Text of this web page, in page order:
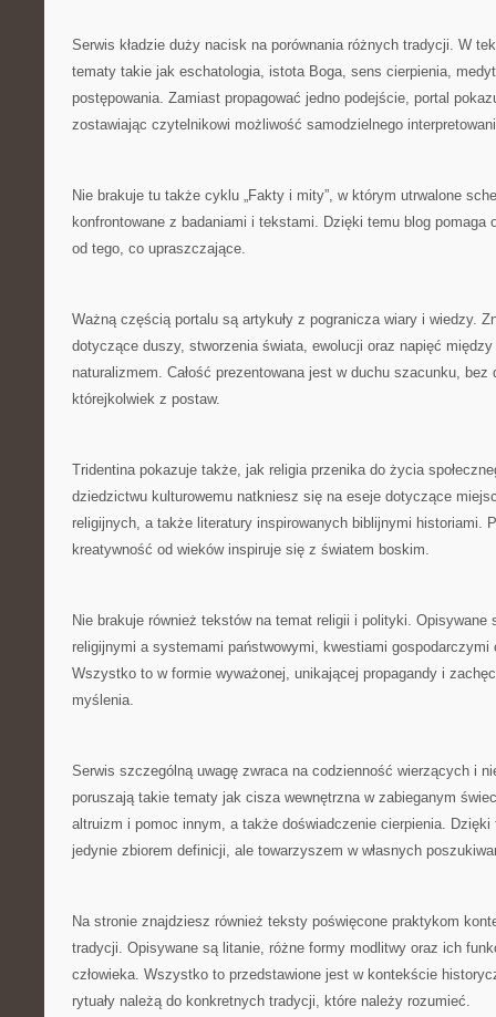
Serwis kładzie duży nacisk na porównania różnych tradycji. W
tematy takie jak eschatologia, istota Boga, sens cierpienia,
postępowania. Zamiast propagować jedno podejście, portal
zostawiając czytelnikowi możliwość samodzielnego
Nie brakuje tu także cyklu „Fakty i mity”, w którym utrwalone
konfrontowane z badaniami i tekstami. Dzięki temu blog pomaga
od tego, co upraszczające.
Ważną częścią portalu są artykuły z pogranicza wiary i wiedzy.
dotyczące duszy, stworzenia świata, ewolucji oraz napięć
naturalizmem. Całość prezentowana jest w duchu szacunku, bez
którejkolwiek z postaw.
Tridentina pokazuje także, jak religia przenika do życia
dziedzictwu kulturowemu natkniesz się na eseje dotyczące
religijnych, a także literatury inspirowanych biblijnymi historiami.
kreatywność od wieków inspiruje się z światem boskim.
Nie brakuje również tekstów na temat religii i polityki.
religijnymi a systemami państwowymi, kwestiami gospodarczymi
Wszystko to w formie wyważonej, unikającej propagandy i
myślenia.
Serwis szczególną uwagę zwraca na codzienność wierzących i
poruszają takie tematy jak cisza wewnętrzna w zabieganym
altruizm i pomoc innym, a także doświadczenie cierpienia.
jedynie zbiorem definicji, ale towarzyszem w własnych
Na stronie znajdziesz również teksty poświęcone praktykom
tradycji. Opisywane są litanie, różne formy modlitwy oraz ich
człowieka. Wszystko to przedstawione jest w kontekście
rytuały należą do konkretnych tradycji, które należy rozumieć.